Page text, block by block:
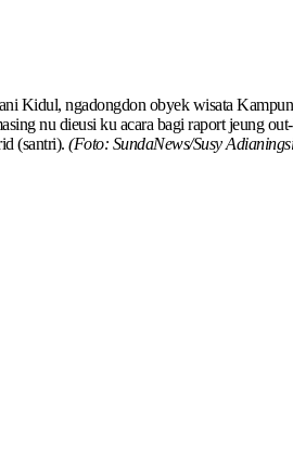
Kidul, ngadongdon obyek wisata
nu dieusi ku acara bagi raport jeung
(santri). (Foto: SundaNews/Susy